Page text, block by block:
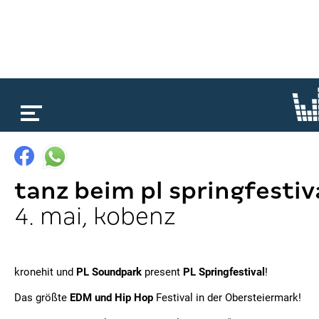
tanz beim pl
4. mai, kobenz
kronehit und PL Soundpark present PL Springfestival !
Das größte EDM und Hip Hop Festival in der Obersteiermark!